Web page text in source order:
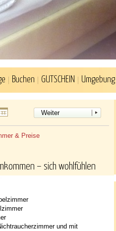
Buchen GUTSCHEIN Umgebung
Weiter
& Preise
– sich wohlfühlen
und mit